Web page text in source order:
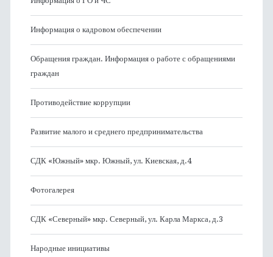
Информация о кадровом обеспечении
Обращения граждан. Информация о работе с обращениями
граждан
Противодействие коррупции
Развитие малого и среднего предпринимательства
СДК «Южный» мкр. Южный, ул. Киевская, д.4
Фотогалерея
СДК «Северный» мкр. Северный, ул. Карла Маркса, д.3
Народные инициативы